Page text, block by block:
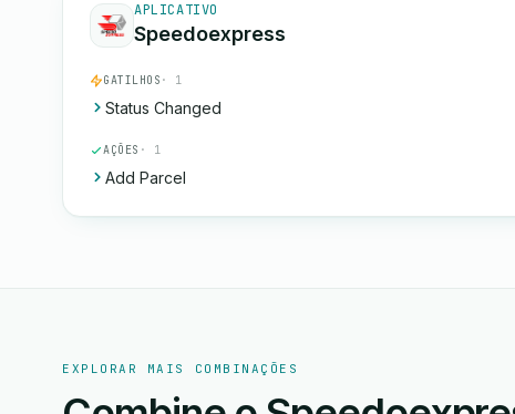
APLICATIVO
Speedoexpress
GATILHOS · 1
Status Changed
AÇÕES · 1
Add Parcel
EXPLORAR MAIS COMBINAÇÕES